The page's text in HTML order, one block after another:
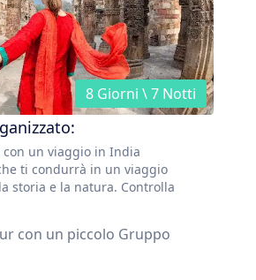
8 Giorni \ 7 Notti
con un viaggio in India
ti condurrà in un viaggio
storia e la natura. Controlla
con un piccolo Gruppo